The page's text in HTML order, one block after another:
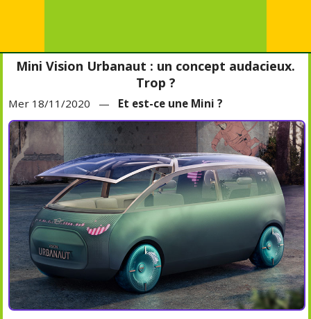
Mini Vision Urbanaut : un concept audacieux.
Trop ?
Mer 18/11/2020 — Et est-ce une Mini ?